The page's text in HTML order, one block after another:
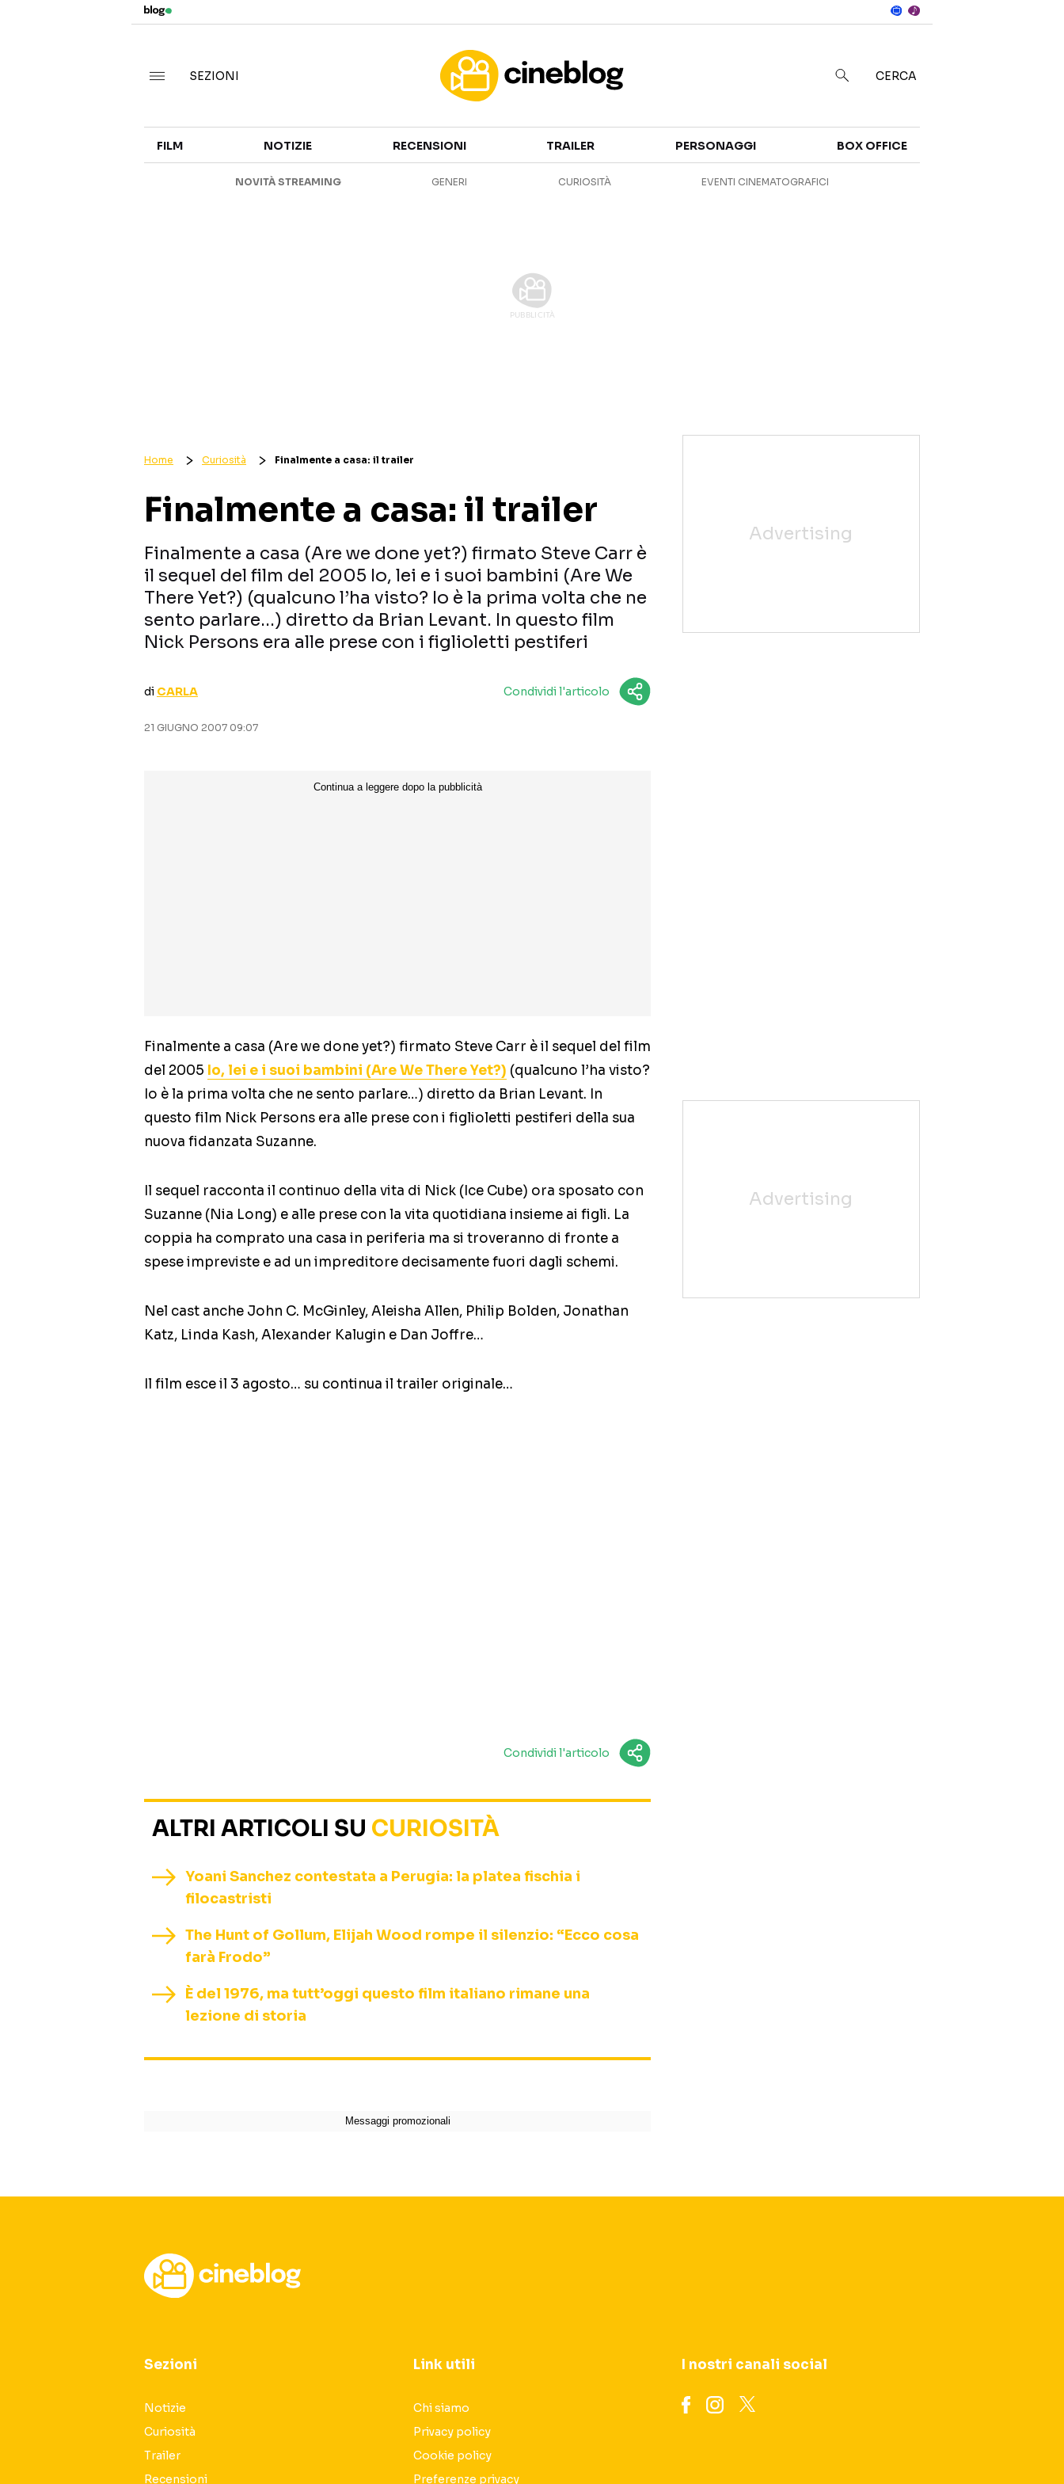
CANALI STREAMING
CURIOSITÀ
SEZIONI CERCA
FILM NOTIZIE RECENSIONI TRAILER PERSONAGGI BOX OFFICE
NOVITÀ STREAMING GENERI CURIOSITÀ EVENTI CINEMATOGRAFICI
Home Curiosità Finalmente a casa: il trailer
Finalmente a casa: il trailer
Finalmente a casa (Are we done yet?) firmato Steve Carr è
il sequel del film del 2005 Io, lei e i suoi bambini (Are We
There Yet?) (qualcuno l’ha visto? Io è la prima volta che ne
sento parlare…) diretto da Brian Levant. In questo film
Nick Persons era alle prese con i figlioletti pestiferi
di CARLA Condividi l'articolo
21 GIUGNO 2007 09:07
Finalmente a casa (Are we done yet?) firmato Steve Carr è il sequel del film
del 2005 Io, lei e i suoi bambini (Are We There Yet?) (qualcuno l’ha visto?
Io è la prima volta che ne sento parlare…) diretto da Brian Levant. In
questo film Nick Persons era alle prese con i figlioletti pestiferi della sua
nuova fidanzata Suzanne.
Il sequel racconta il continuo della vita di Nick (Ice Cube) ora sposato con
Suzanne (Nia Long) e alle prese con la vita quotidiana insieme ai figli. La
coppia ha comprato una casa in periferia ma si troveranno di fronte a
spese impreviste e ad un impreditore decisamente fuori dagli schemi.
Nel cast anche John C. McGinley, Aleisha Allen, Philip Bolden, Jonathan
Katz, Linda Kash, Alexander Kalugin e Dan Joffre…
Il film esce il 3 agosto… su continua il trailer originale…
Condividi l'articolo
ALTRI ARTICOLI SU CURIOSITÀ
Yoani Sanchez contestata a Perugia: la platea fischia i
filocastristi
The Hunt of Gollum, Elijah Wood rompe il silenzio: “Ecco cosa
farà Frodo”
È del 1976, ma tutt’oggi questo film italiano rimane una
lezione di storia
Sezioni
Notizie
Curiosità
Trailer
Recensioni
Link utili
Chi siamo
Privacy policy
Cookie policy
Preferenze privacy
I nostri canali social